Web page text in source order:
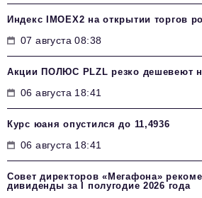
Индекс IMOEX2 на открытии торгов
07 августа 08:38
Акции ПОЛЮС PLZL резко дешевеют
06 августа 18:41
Курс юаня опустился до 11,4936
06 августа 18:41
Совет директоров «Мегафона»
дивиденды за I полугодие 2026 года